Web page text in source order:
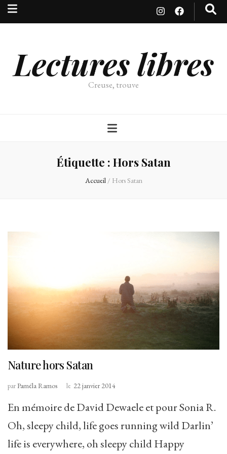
Lectures libres
Creuse, trouve
Étiquette : Hors Satan
Accueil / Hors Satan
Nature hors Satan
parPaméla Ramos le 22 janvier 2014
En mémoire de David Dewaele et pour Sonia R.
Oh, sleepy child, life goes running wild Darlin’
life is everywhere, oh sleepy child Happy